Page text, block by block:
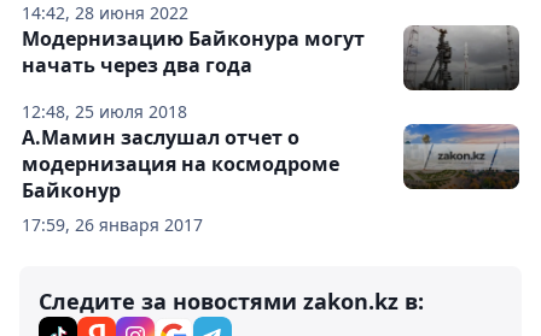
14:42, 28 июня 2022
12:48, 25 июля 2018
Модернизацию Байконура могут
начать через два года
17:59, 26 января 2017
А.Мамин заслушал отчет о
модернизация на космодроме
Байконур
Следите за новостями zakon.kz в: